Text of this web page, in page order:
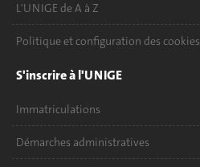
L'UNIGE de A à Z
Politique et configuration des cookies
S'inscrire à l'UNIGE
Immatriculations
Démarches administratives